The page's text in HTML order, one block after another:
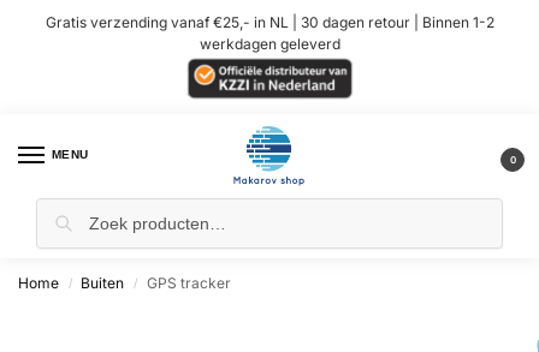
Gratis verzending vanaf €25,- in NL | 30 dagen retour | Binnen 1-2
werkdagen geleverd
MENU 0
Home / Buiten / GPS tracker